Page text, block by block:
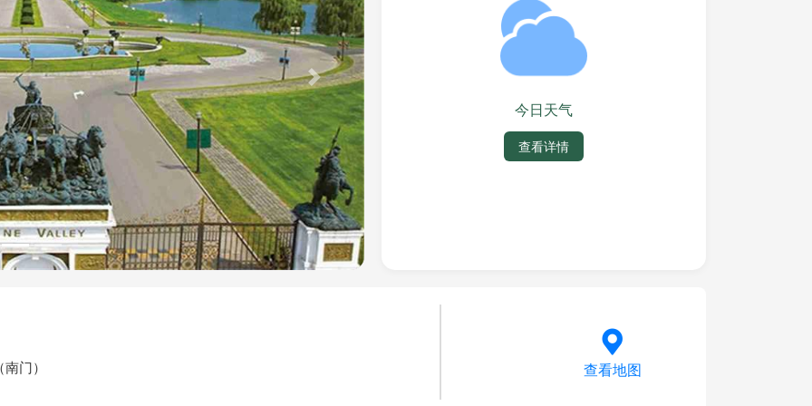
Next
今日天气
查看详情
门） 查看地图